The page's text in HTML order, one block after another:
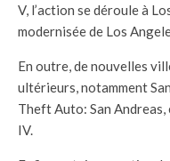
V, l’action se déroule à
modernisée de Los
En outre, de nouvelles
ultérieurs, notamment
Theft Auto: San
IV.